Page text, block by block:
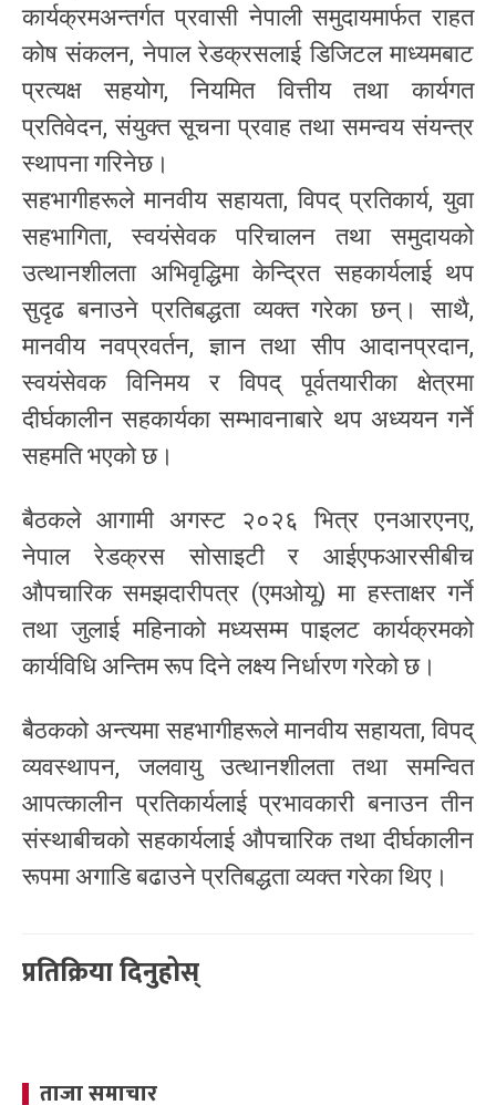
कार्यक्रमअन्तर्गत प्रवासी नेपाली समुदायमार्फत राहत
कोष संकलन, नेपाल रेडक्रसलाई डिजिटल माध्यमबाट
प्रत्यक्ष सहयोग, नियमित वित्तीय तथा कार्यगत
प्रतिवेदन, संयुक्त सूचना प्रवाह तथा समन्वय संयन्त्र
स्थापना गरिनेछ।
सहभागीहरूले मानवीय सहायता, विपद् प्रतिकार्य, युवा
सहभागिता, स्वयंसेवक परिचालन तथा समुदायको
उत्थानशीलता अभिवृद्धिमा केन्द्रित सहकार्यलाई थप
सुदृढ बनाउने प्रतिबद्धता व्यक्त गरेका छन्। साथै,
मानवीय नवप्रवर्तन, ज्ञान तथा सीप आदानप्रदान,
स्वयंसेवक विनिमय र विपद् पूर्वतयारीका क्षेत्रमा
दीर्घकालीन सहकार्यका सम्भावनाबारे थप अध्ययन गर्ने
सहमति भएको छ।
बैठकले आगामी अगस्ट २०२६ भित्र एनआरएनए,
नेपाल रेडक्रस सोसाइटी र आईएफआरसीबीच
औपचारिक समझदारीपत्र (एमओयू) मा हस्ताक्षर गर्ने
तथा जुलाई महिनाको मध्यसम्म पाइलट कार्यक्रमको
कार्यविधि अन्तिम रूप दिने लक्ष्य निर्धारण गरेको छ।
बैठकको अन्त्यमा सहभागीहरूले मानवीय सहायता, विपद्
व्यवस्थापन, जलवायु उत्थानशीलता तथा समन्वित
आपत्कालीन प्रतिकार्यलाई प्रभावकारी बनाउन तीन
संस्थाबीचको सहकार्यलाई औपचारिक तथा दीर्घकालीन
रूपमा अगाडि बढाउने प्रतिबद्धता व्यक्त गरेका थिए।
प्रतिक्रिया दिनुहोस्
ताजा समाचार